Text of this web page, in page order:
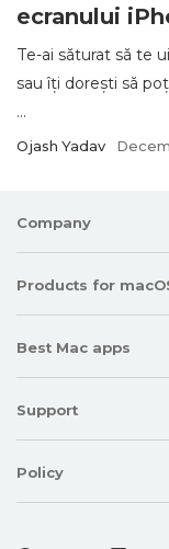
ecranului
Te-ai săturat să te
sau îți dorești să
...
Ojash Yadav
Company
Products for
Best Mac apps
Support
Policy